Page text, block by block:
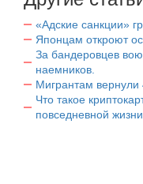
«Адские санкции»
Японцам откроют
За бандеровцев
наемников.
Мигрантам вернули
Что такое
повседневной жизни